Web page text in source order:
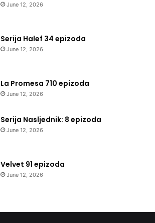
June 12, 2026
Serija Halef 34 epizoda
June 12, 2026
La Promesa 710 epizoda
June 12, 2026
Serija Nasljednik: 8 epizoda
June 12, 2026
Velvet 91 epizoda
June 12, 2026